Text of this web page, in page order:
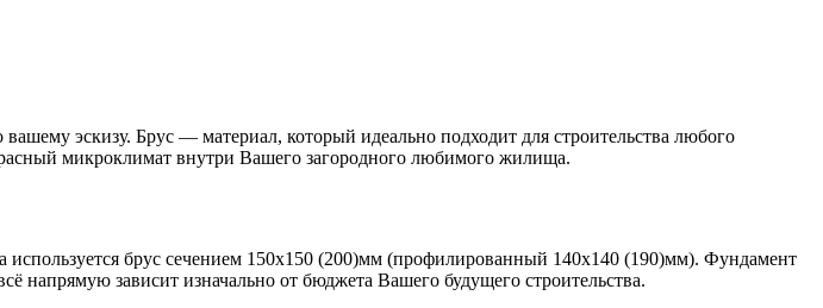
эскизу. Брус — материал, который идеально подходит для строительства любого
микроклимат внутри Вашего загородного любимого жилища.
используется брус сечением 150х150 (200)мм (профилированный 140х140 (190)мм). Фундамент
зависит изначально от бюджета Вашего будущего строительства.